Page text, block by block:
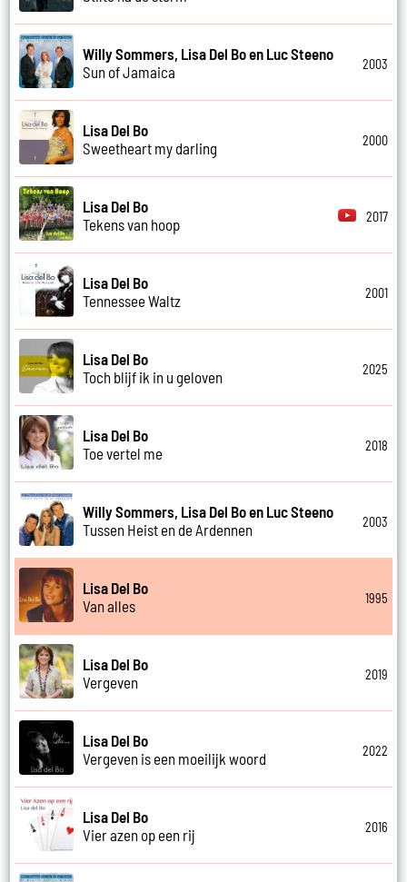
Willy Sommers, Lisa Del Bo en Luc Steeno
Sun of Jamaica
2003
Lisa Del Bo
Sweetheart my darling
2000
Lisa Del Bo
Tekens van hoop
2017
Lisa Del Bo
Tennessee Waltz
2001
Lisa Del Bo
Toch blijf ik in u geloven
2025
Lisa Del Bo
Toe vertel me
2018
Willy Sommers, Lisa Del Bo en Luc Steeno
Tussen Heist en de Ardennen
2003
Lisa Del Bo
Van alles
1995
Lisa Del Bo
Vergeven
2019
Lisa Del Bo
Vergeven is een moeilijk woord
2022
Lisa Del Bo
Vier azen op een rij
2016